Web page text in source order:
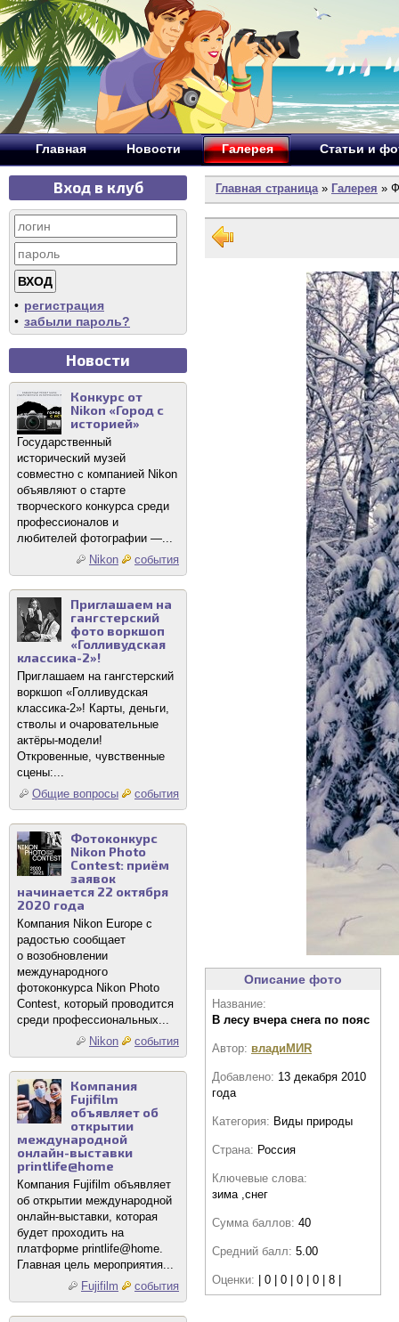
Главная Новости Галерея Статьи и
Вход в клуб
• регистрация
• забыли пароль?
Новости
Конкурс от
Nikon «Город с
историей»
Государственный
исторический музей
совместно с компанией Nikon
объявляют о старте
творческого конкурса среди
профессионалов и
любителей фотографии —...
Nikon
события
Приглашаем на
гангстерский
фото воркшоп
«Голливудская
классика-2»!
Приглашаем на гангстерский
воркшоп «Голливудская
классика-2»! Карты, деньги,
стволы и очаровательные
актёры-модели!
Откровенные, чувственные
сцены:...
Общие вопросы
события
Фотоконкурс
Nikon Photo
Contest: приём
заявок
начинается 22 октября
2020 года
Компания Nikon Europe с
радостью сообщает
о возобновлении
международного
фотоконкурса Nikon Photo
Contest, который проводится
среди профессиональных...
Nikon
события
Компания
Fujifilm
объявляет об
открытии
международной
онлайн-выставки
printlife@home
Компания Fujifilm объявляет
об открытии международной
онлайн-выставки, которая
будет проходить на
платформе printlife@home.
Главная цель мероприятия...
Fujifilm
события
Главная страница» Галерея »
Описание фото
Название:
В лесу вчера снега по пояс
Автор: владиМИR
Добавлено: 13 декабря 2010
года
Категория: Виды природы
Страна: Россия
Ключевые слова:
зима ,снег
Сумма баллов: 40
Средний балл: 5.00
Оценки: | 0 | 0 | 0 | 0 | 8 |